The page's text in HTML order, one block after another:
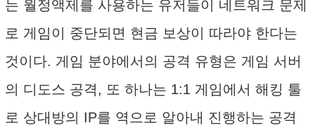
는 월정액제를 사용하는 유저들이 네트워크 문제
로 게임이 중단되면 현금 보상이 따라야 한다는
것이다. 게임 분야에서의 공격 유형은 게임 서버
의 디도스 공격, 또 하나는 1:1 게임에서 해킹 툴
로 상대방의 IP를 역으로 알아내 진행하는 공격